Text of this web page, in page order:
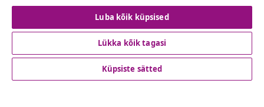
Luba kõik küpsised
Lükka kõik tagasi
Küpsiste sätted